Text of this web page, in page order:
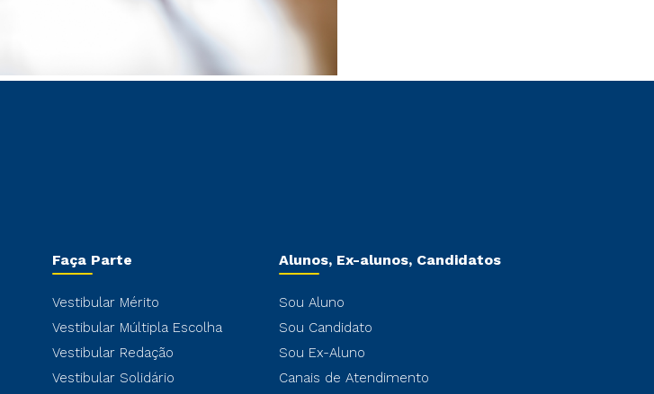
Faça Parte
Vestibular Mérito
Vestibular Múltipla Escolha
Vestibular Redação
Vestibular Solidário
Alunos, Ex-alunos, Candidatos
Sou Aluno
Sou Candidato
Sou Ex-Aluno
Canais de Atendimento